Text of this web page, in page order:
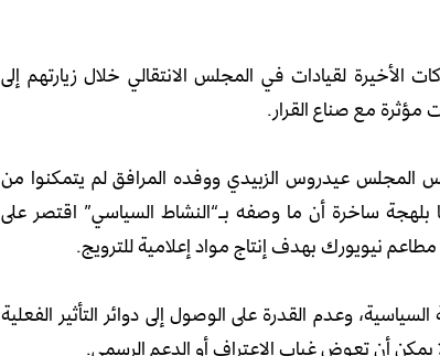
لقيادات في المجلس الانتقالي خلال زيارتهم إلى
مؤثرة مع صناع القرار.
المجلس عيدروس الزبيدي ووفده المرافق لم يتمكنوا من
ساخرة أن ما وصفه بـ“النشاط السياسي” اقتصر على
نيويورك بهدف إنتاج مواد إعلامية للترويج.
وعدم القدرة على الوصول إلى دوائر التأثير الفعلية
يمكن أن تعوض غياب الاعتراف أو الدعم الرسمي.